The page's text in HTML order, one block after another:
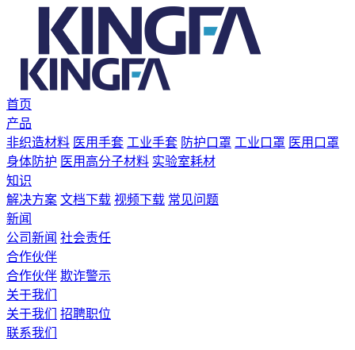
首页
产品
非织造材料 医用手套 工业手套 防护口罩 工业口罩 医用口罩
身体防护 医用高分子材料 实验室耗材
知识
解决方案 文档下载 视频下载 常见问题
新闻
公司新闻 社会责任
合作伙伴
合作伙伴 欺诈警示
关于我们
关于我们
招聘职位
联系我们